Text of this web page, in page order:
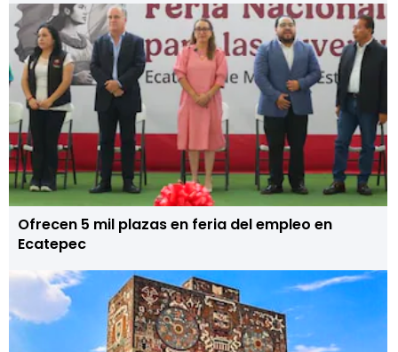
Ofrecen 5 mil plazas en feria del empleo en
Ecatepec